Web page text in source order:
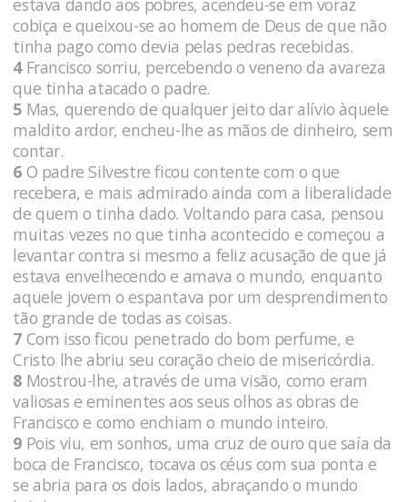
cobiça e queixou-se ao homem de Deus de que não
tinha pago como devia pelas pedras recebidas.
4Francisco sorriu, percebendo o veneno da avareza
que tinha atacado o padre.
5 Mas, querendo de qualquer jeito dar alívio àquele
maldito ardor, encheu-lhe as mãos de dinheiro, sem
contar.
6 O padre Silvestre ficou contente com o que
recebera, e mais admirado ainda com a liberalidade
de quem o tinha dado. Voltando para casa, pensou
muitas vezes no que tinha acontecido e começou a
levantar contra si mesmo a feliz acusação de que já
estava envelhecendo e amava o mundo, enquanto
aquele jovem o espantava por um desprendimento
tão grande de todas as coisas.
7 Com isso ficou penetrado do bom perfume, e
Cristo lhe abriu seu coração cheio de misericórdia.
8 Mostrou-lhe, através de uma visão, como eram
valiosas e eminentes aos seus olhos as obras de
Francisco e como enchiam o mundo inteiro.
9 Pois viu, em sonhos, uma cruz de ouro que saía da
boca de Francisco, tocava os céus com sua ponta e
se abria para os dois lados, abraçando o mundo